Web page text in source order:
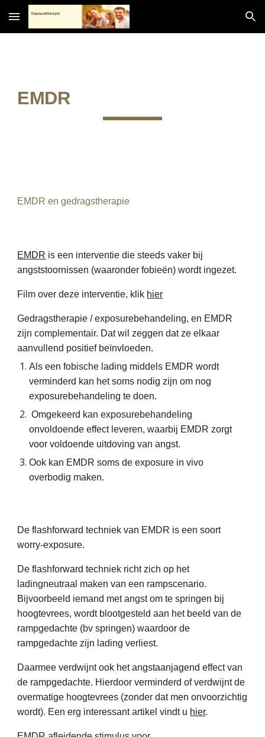
Skip to main content Skip to navigation
EMDR
EMDR en gedragstherapie
EMDR is een interventie die steeds vaker bij
angststoornissen (waaronder fobieën) wordt ingezet.
Film over deze interventie, klik hier
Gedragstherapie / exposurebehandeling, en EMDR
zijn complementair. Dat wil zeggen dat ze elkaar
aanvullend positief beïnvloeden.
Als een fobische lading middels EMDR wordt
verminderd kan het soms nodig zijn om nog
exposurebehandeling te doen.
Omgekeerd kan exposurebehandeling
onvoldoende effect leveren, waarbij EMDR zorgt
voor voldoende uitdoving van angst.
Ook kan EMDR soms de exposure in vivo
overbodig maken.
De flashforward techniek van EMDR is een soort
worry-exposure.
De flashforward techniek richt zich op het
ladingneutraal maken van een rampscenario.
Bijvoorbeeld iemand met angst om te springen bij
hoogtevrees, wordt blootgesteld aan het beeld van de
rampgedachte (bv springen) waardoor de
rampgedachte zijn lading verliest.
Daarmee verdwijnt ook het angstaanjagend effect van
de rampgedachte. Hierdoor verminderd of verdwijnt de
overmatige hoogtevrees (zonder dat men onvoorzichtig
wordt). Een erg interessant artikel vindt u hier.